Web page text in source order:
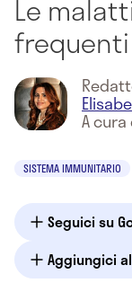
Le
A
SISTEMA IMMUNITARIO
Seguici su
Aggiungici